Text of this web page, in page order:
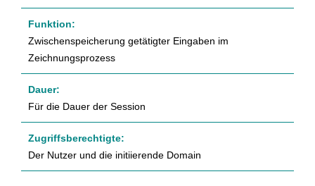
Zwischenspeicherung getätigter Eingaben im
Zeichnungsprozess
Für die Dauer der Session
Der Nutzer und die initiierende Domain